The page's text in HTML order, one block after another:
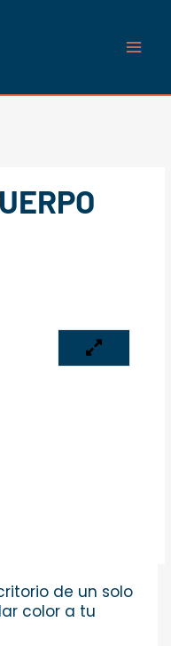
de un solo
color a tu